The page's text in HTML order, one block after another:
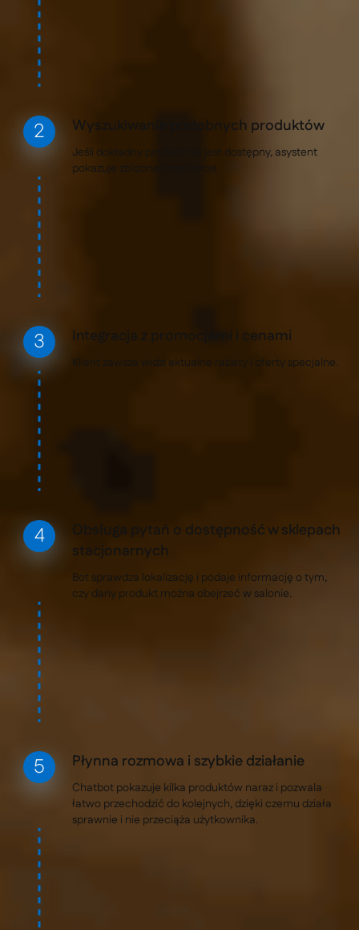
Wyszukiwanie podobnych produktów
Jeśli dokładny produkt nie jest dostępny, asystent
pokazuje zbliżone propozycje.
Integracja z promocjami i cenami
Klient zawsze widzi aktualne rabaty i oferty specjalne.
Obsługa pytań o dostępność w sklepach
stacjonarnych
Bot sprawdza lokalizację i podaje informację o tym,
czy dany produkt można obejrzeć w salonie.
Płynna rozmowa i szybkie działanie
Chatbot pokazuje kilka produktów naraz i pozwala
łatwo przechodzić do kolejnych, dzięki czemu działa
sprawnie i nie przeciąża użytkownika.